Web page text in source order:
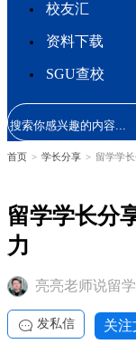
校友汇
资料下载
SGU查校
首页 > 学长分享 > 留学学
留学学长分
力
亮亮老师说留学
发私信 关注